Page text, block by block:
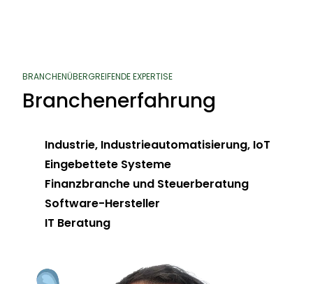
BRANCHENÜBERGREIFENDE EXPERTISE
Branchenerfahrung
Industrie, Industrieautomatisierung, IoT
Eingebettete Systeme
Finanzbranche und Steuerberatung
Software-Hersteller
IT Beratung